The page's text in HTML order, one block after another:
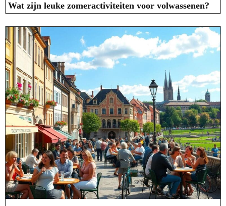
Wat zijn leuke zomeractiviteiten voor volwassenen?